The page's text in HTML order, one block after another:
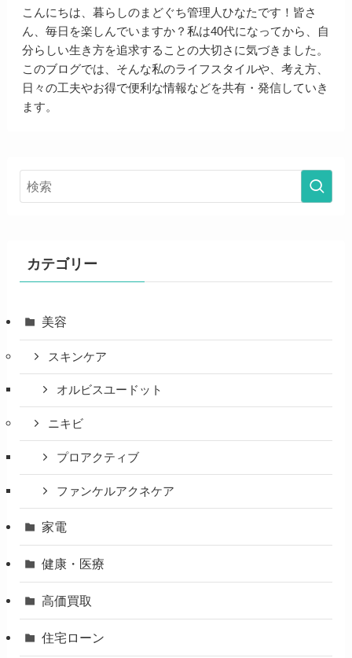
こんにちは、暮らしのまどぐち管理人ひなたです！皆さ
ん、毎日を楽しんでいますか？私は40代になってから、自
分らしい生き方を追求することの大切さに気づきました。
このブログでは、そんな私のライフスタイルや、考え方、
日々の工夫やお得で便利な情報などを共有・発信していき
ます。
カテゴリー
美容
スキンケア
オルビスユードット
ニキビ
プロアクティブ
ファンケルアクネケア
家電
健康・医療
高価買取
住宅ローン